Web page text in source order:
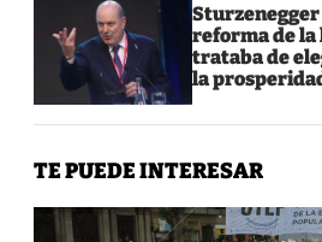
reforma de la
trataba de
la
TE PUEDE INTERESAR